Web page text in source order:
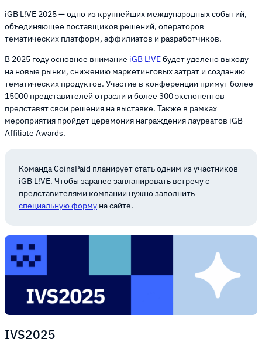
iGB L!VE 2025 — одно из крупнейших международных событий,
объединяющее поставщиков решений, операторов
тематических платформ, аффилиатов и разработчиков.
В 2025 году основное внимание iGB L!VEбудет уделено выходу
на новые рынки, снижению маркетинговых затрат и созданию
тематических продуктов. Участие в конференции примут более
15000 представителей отрасли и более 300 экспонентов
представят свои решения на выставке. Также в рамках
мероприятия пройдет церемония награждения лауреатов iGB
Affiliate Awards.
Команда CoinsPaid планирует стать одним из участников
iGB L!VE. Чтобы заранее запланировать встречу с
представителями компании нужно заполнить
специальную форму на сайте.
IVS2025